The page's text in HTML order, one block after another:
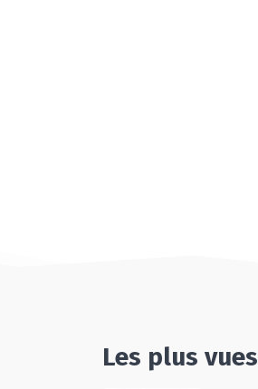
Les plus vues